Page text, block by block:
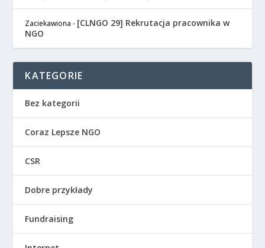
Zaciekawiona - [CLNGO 29] Rekrutacja pracownika w
NGO
KATEGORIE
Bez kategorii
Coraz Lepsze NGO
CSR
Dobre przykłady
Fundraising